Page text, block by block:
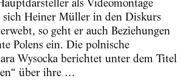
als Videomontage
sich Heiner Müller in den Diskurs
so geht er auch Beziehungen
Polens ein. Die polnische
Wysocka berichtet unter dem Titel
über ihre …